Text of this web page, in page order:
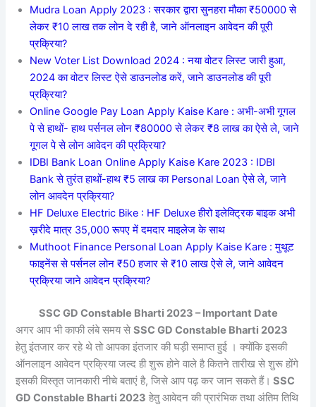
Mudra Loan Apply 2023 : सरकार द्वारा सुनहरा मौका ₹50000 से
लेकर ₹10 लाख तक लोन दे रही है, जाने ऑनलाइन आवेदन की पूरी
प्रक्रिया?
New Voter List Download 2024 : नया वोटर लिस्ट जारी हुआ,
2024 का वोटर लिस्ट ऐसे डाउनलोड करें, जाने डाउनलोड की पूरी
प्रक्रिया?
Online Google Pay Loan Apply Kaise Kare : अभी-अभी गूगल
पे से हाथों- हाथ पर्सनल लोन ₹80000 से लेकर ₹8 लाख का ऐसे ले, जाने
गूगल पे से लोन आवेदन की प्रक्रिया?
IDBI Bank Loan Online Apply Kaise Kare 2023 : IDBI
Bank से तुरंत हाथों-हाथ ₹5 लाख का Personal Loan ऐसे ले, जाने
लोन आवदेन प्रक्रिया?
HF Deluxe Electric Bike : HF Deluxe हीरो इलेक्ट्रिक बाइक अभी
ख़रीदे मात्र 35,000 रूपए में दमदार माइलेज के साथ
Muthoot Finance Personal Loan Apply Kaise Kare : मुथूट
फाइनेंस से पर्सनल लोन ₹50 हजार से ₹10 लाख ऐसे ले, जाने आवेदन
प्रक्रिया जाने आवेदन प्रक्रिया?
SSC GD Constable Bharti 2023 – Important Date
अगर आप भी काफी लंबे समय सेSSC GD Constable Bharti 2023
हेतु इंतजार कर रहे थे तो आपका इंतजार की घड़ी समाप्त हुई । क्योंकि इसकी
ऑनलाइन आवेदन प्रक्रिया जल्द ही शुरू होने वाले है कितने तारीख से शुरू होंगे
इसकी विस्तृत जानकारी नीचे बताएं है, जिसे आप पढ़ कर जान सकते हैं। SSC
GD Constable Bharti 2023 हेतु आवेदन की प्रारंभिक तथा अंतिम तिथि